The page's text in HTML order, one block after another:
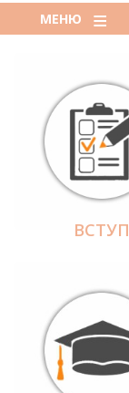
МЕНЮ
ВСТУП